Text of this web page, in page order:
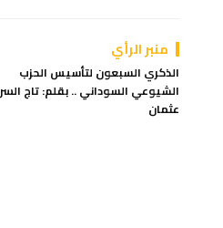
منبر الرأي
الذكري السبعون لتأسيس الحزب
الشيوعي السوداني .. بقلم: تاج السر
عثمان